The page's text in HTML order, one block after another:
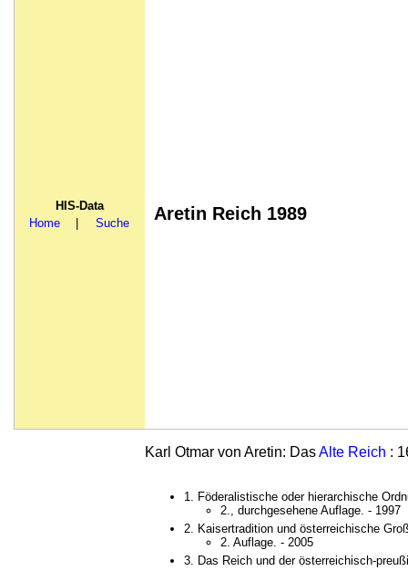
HIS-Data
Home
Suche Aretin Reich 1989
Karl Otmar von Aretin: DasAlte Reich :
1. Föderalistische oder hierarchische
2., durchgesehene Auflage. - 1997
2. Kaisertradition und österreichische
2. Auflage. - 2005
3. Das Reich und der österreichisch-